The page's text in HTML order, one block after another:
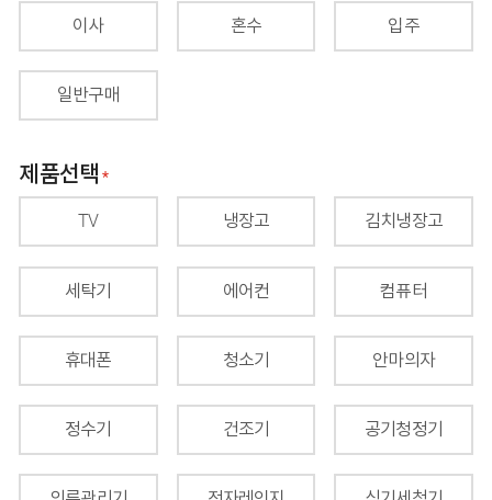
이사 혼수 입주
일반구매
제품선택 필수 입력 사항
TV 냉장고 김치냉장고
세탁기 에어컨 컴퓨터
휴대폰 청소기 안마의자
정수기 건조기 공기청정기